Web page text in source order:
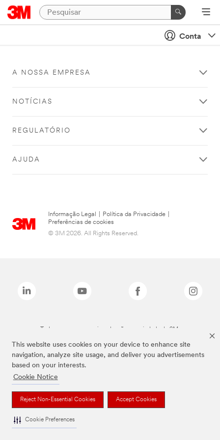
This website uses cookies on your device to enhance site
navigation, analyze site usage, and deliver you advertisements
based on your interests.
Cookie Notice
Reject Non-Essential Cookies Accept Cookies
Cookie Preferences
Conta
A NOSSA EMPRESA
NOTÍCIAS
REGULATÓRIO
AJUDA
Informação Legal Política da Privacidade
Preferências de cookies
© 3M 2026. All Rights Reserved.
Todas as marcas mencionadas são propriedade da 3M.